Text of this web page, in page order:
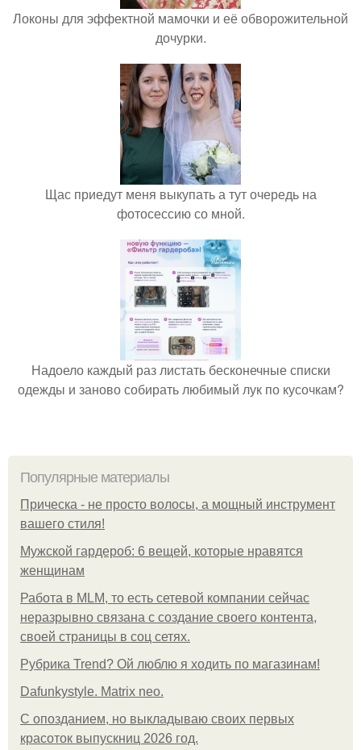
Локоны для эффектной мамочки и её обворожительной
дочурки.
Щас приедут меня выкупать а тут очередь на
фотосессию со мной.
Надоело каждый раз листать бесконечные списки
одежды и заново собирать любимый лук по кусочкам?
Популярные материалы
Прическа - не просто волосы, а мощный инструмент
вашего стиля!
Мужской гардероб: 6 вещей, которые нравятся
женщинам
Работа в MLM, то есть сетевой компании сейчас
неразрывно связана с создание своего контента,
своей страницы в соц сетях.
Рубрика Trend? Ой люблю я ходить по магазинам!
Dafunkystyle. Matrix neo.
С опозданием, но выкладываю своих первых
красоток выпускниц 2026 год.